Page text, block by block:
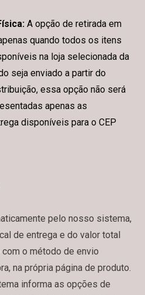
A opção de retirada em
quando todos os itens
na loja selecionada da
seja enviado a partir do
essa opção não será
apenas as
disponíveis para o CEP
pelo nosso sistema,
de entrega e do valor total
o método de envio
na própria página de produto.
informa as opções de